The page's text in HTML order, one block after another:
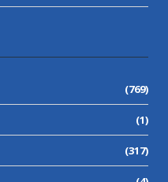
(769)
(1)
(317)